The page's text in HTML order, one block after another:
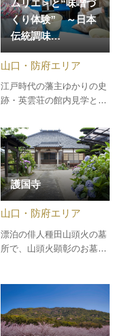
石炭などを運ぶ上荷船が満
潮時でも通行できるよう工
夫されています。
ムリエ＞と“味噌づ
くり体験” ～日本
伝統調味…
江戸時代の藩主ゆかりの史
跡・英雲荘の館内見学と伝
の米蔵を活用し1899年に創
業された醸造所で、県内唯
一「しょうゆもの知り博
士」を併せ持つ「みそソム
リエ」と味噌作り体験を行
えます。作った味噌は持ち
帰ることが出来るので、家
山口・防府エリア
護国寺
漂泊の俳人種田山頭火の墓
所で、山頭火顕彰のお墓や
す。境内にある笠塔婆は、
刻まれた文字から鎌倉時代
の1232年に刑部中子の供養
山口・防府エリア